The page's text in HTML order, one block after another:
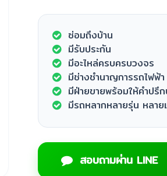
ซ่อมถึงบ้าน
มีรับประกัน
มีอะไหล่ครบครบวงจร
มีช่างชำนาญการรถไฟฟ้า
มีฝ่ายขายพร้อมให้คำปรึ
มีรถหลากหลายรุ่น หลาย
สอบถามผ่าน LINE